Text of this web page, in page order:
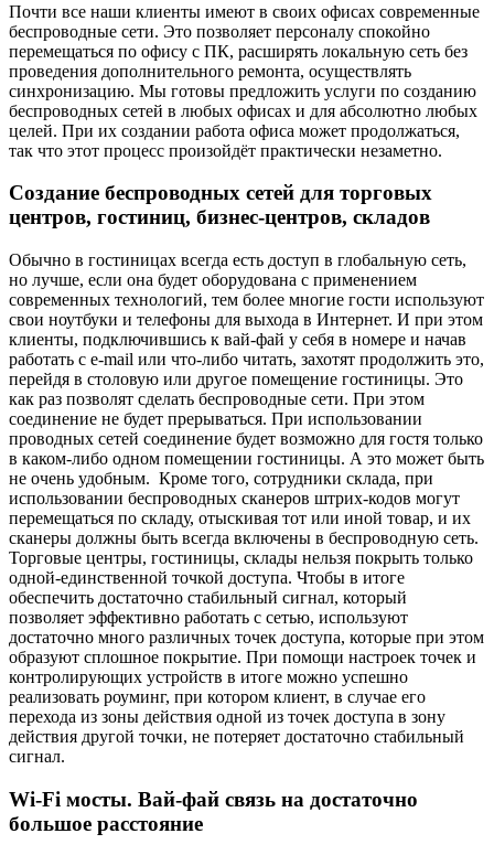
Почти все наши клиенты имеют в своих офисах современные
беспроводные сети. Это позволяет персоналу спокойно
перемещаться по офису с ПК, расширять локальную сеть без
проведения дополнительного ремонта, осуществлять
синхронизацию. Мы готовы предложить услуги по созданию
беспроводных сетей в любых офисах и для абсолютно любых
целей. При их создании работа офиса может продолжаться,
так что этот процесс произойдёт практически незаметно.
Создание беспроводных сетей для торговых
центров, гостиниц, бизнес-центров, складов
Обычно в гостиницах всегда есть доступ в глобальную сеть,
но лучше, если она будет оборудована с применением
современных технологий, тем более многие гости используют
свои ноутбуки и телефоны для выхода в Интернет. И при этом
клиенты, подключившись к вай-фай у себя в номере и начав
работать с e-mail или что-либо читать, захотят продолжить это,
перейдя в столовую или другое помещение гостиницы. Это
как раз позволят сделать беспроводные сети. При этом
соединение не будет прерываться. При использовании
проводных сетей соединение будет возможно для гостя только
в каком-либо одном помещении гостиницы. А это может быть
не очень удобным. Кроме того, сотрудники склада, при
использовании беспроводных сканеров штрих-кодов могут
перемещаться по складу, отыскивая тот или иной товар, и их
сканеры должны быть всегда включены в беспроводную сеть.
Торговые центры, гостиницы, склады нельзя покрыть только
одной-единственной точкой доступа. Чтобы в итоге
обеспечить достаточно стабильный сигнал, который
позволяет эффективно работать с сетью, используют
достаточно много различных точек доступа, которые при этом
образуют сплошное покрытие. При помощи настроек точек и
контролирующих устройств в итоге можно успешно
реализовать роуминг, при котором клиент, в случае его
перехода из зоны действия одной из точек доступа в зону
действия другой точки, не потеряет достаточно стабильный
сигнал.
Wi-Fi мосты. Вай-фай связь на достаточно
большое расстояние